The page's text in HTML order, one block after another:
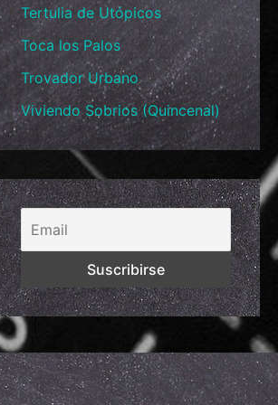
Tertulia de Utópicos
Toca los Palos
Trovador Urbano
Viviendo Sobrios (Quincenal)